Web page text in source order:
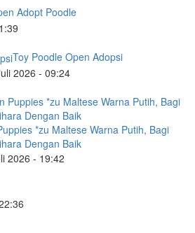
Adopt Poodle
Toy Poodle Open Adopsi
2026 - 09:24
*zu Maltese Warna Putih, Bagi
Dengan Baik
2026 - 19:42